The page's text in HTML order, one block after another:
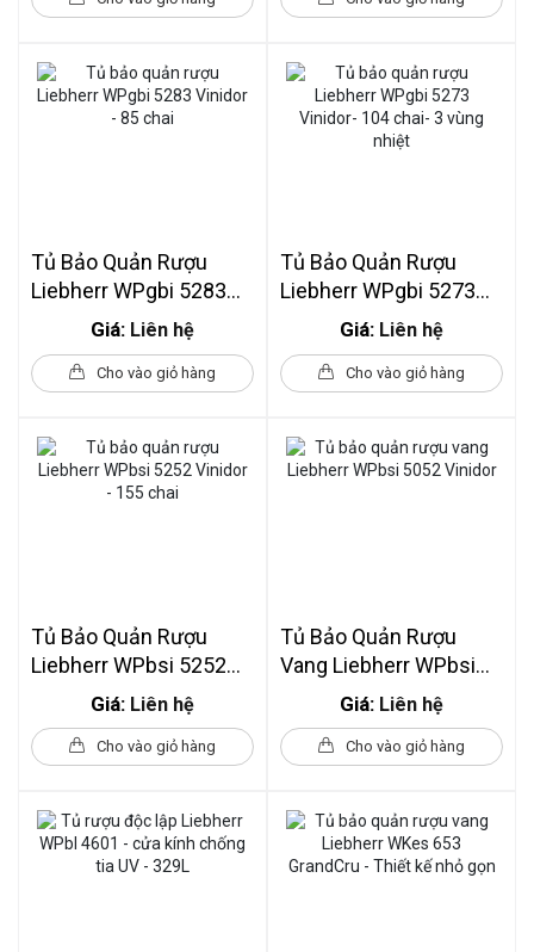
Tủ Bảo Quản Rượu
Liebherr WPgbi 5283
Vinidor - 85 Chai
Giá: Liên hệ
Cho vào giỏ hàng
Tủ Bảo Quản Rượu
Liebherr WPgbi 5273
Vinidor- 104 Chai- 3
Vùng Nhiệt
Giá: Liên hệ
Cho vào giỏ hàng
Tủ Bảo Quản Rượu
Liebherr WPbsi 5252
Vinidor - 155 Chai
Giá: Liên hệ
Cho vào giỏ hàng
Tủ Bảo Quản Rượu
Vang Liebherr WPbsi
5052 Vinidor
Giá: Liên hệ
Cho vào giỏ hàng